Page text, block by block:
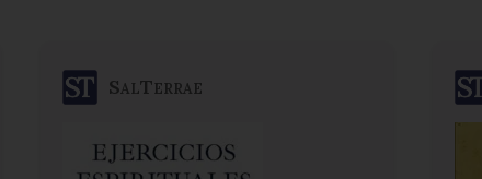
SalTerrae